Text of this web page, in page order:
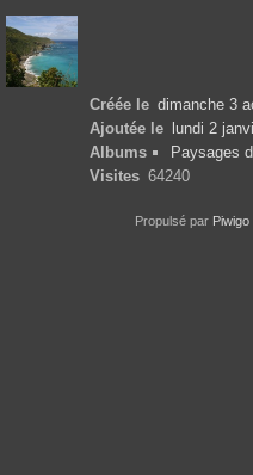
Créée le dimanche 3
Ajoutée le
lundi 2
Albums
Paysages
Visites 64240
Propulsé par Piwigo